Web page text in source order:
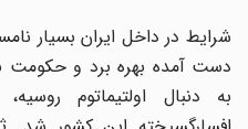
شرایط در داخل ایران بسیار
دست آمده بهره برد و حکومت
به دنبال اولتیماتوم